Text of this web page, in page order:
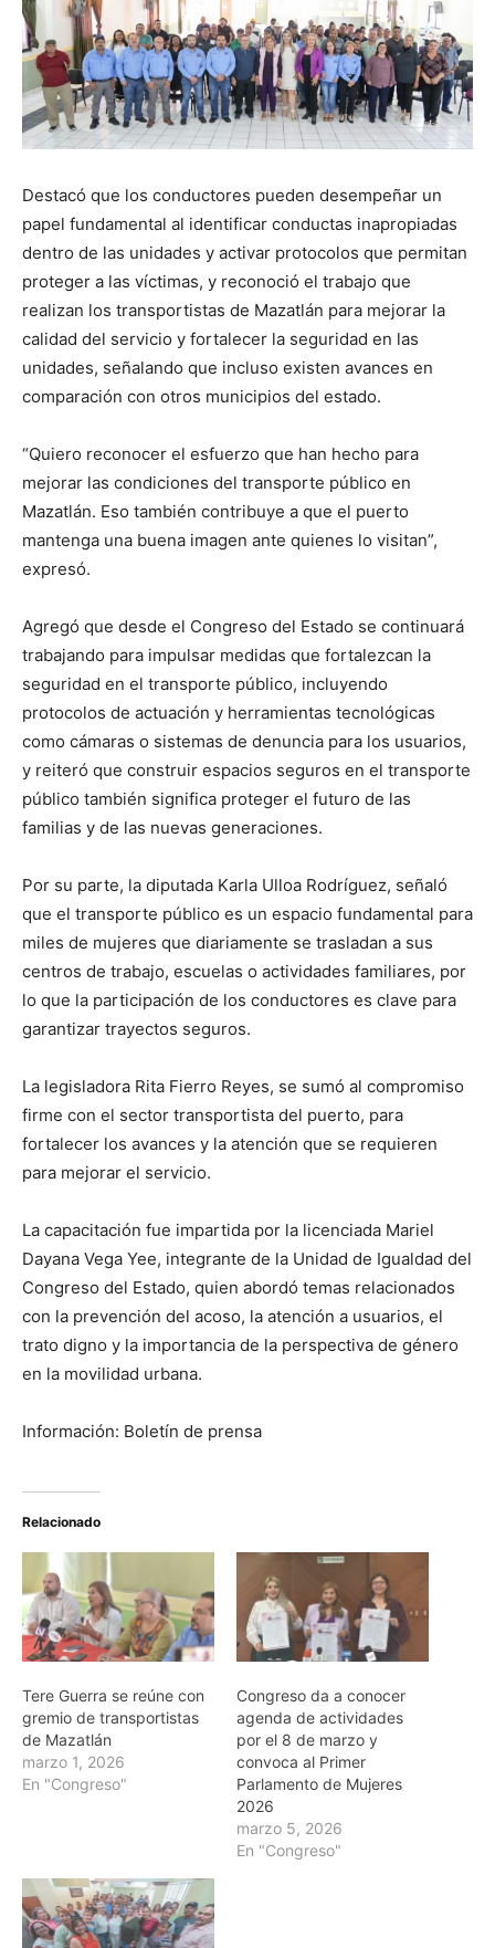
Destacó que los conductores pueden desempeñar un
papel fundamental al identificar conductas inapropiadas
dentro de las unidades y activar protocolos que permitan
proteger a las víctimas, y reconoció el trabajo que
realizan los transportistas de Mazatlán para mejorar la
calidad del servicio y fortalecer la seguridad en las
unidades, señalando que incluso existen avances en
comparación con otros municipios del estado.
“Quiero reconocer el esfuerzo que han hecho para
mejorar las condiciones del transporte público en
Mazatlán. Eso también contribuye a que el puerto
mantenga una buena imagen ante quienes lo visitan”,
expresó.
Agregó que desde el Congreso del Estado se continuará
trabajando para impulsar medidas que fortalezcan la
seguridad en el transporte público, incluyendo
protocolos de actuación y herramientas tecnológicas
como cámaras o sistemas de denuncia para los usuarios,
y reiteró que construir espacios seguros en el transporte
público también significa proteger el futuro de las
familias y de las nuevas generaciones.
Por su parte, la diputada Karla Ulloa Rodríguez, señaló
que el transporte público es un espacio fundamental para
miles de mujeres que diariamente se trasladan a sus
centros de trabajo, escuelas o actividades familiares, por
lo que la participación de los conductores es clave para
garantizar trayectos seguros.
La legisladora Rita Fierro Reyes, se sumó al compromiso
firme con el sector transportista del puerto, para
fortalecer los avances y la atención que se requieren
para mejorar el servicio.
La capacitación fue impartida por la licenciada Mariel
Dayana Vega Yee, integrante de la Unidad de Igualdad del
Congreso del Estado, quien abordó temas relacionados
con la prevención del acoso, la atención a usuarios, el
trato digno y la importancia de la perspectiva de género
en la movilidad urbana.
Información: Boletín de prensa
Relacionado
Tere Guerra se reúne con
gremio de transportistas
de Mazatlán
marzo 1, 2026
En "Congreso"
Congreso da a conocer
agenda de actividades
por el 8 de marzo y
convoca al Primer
Parlamento de Mujeres
2026
marzo 5, 2026
En "Congreso"